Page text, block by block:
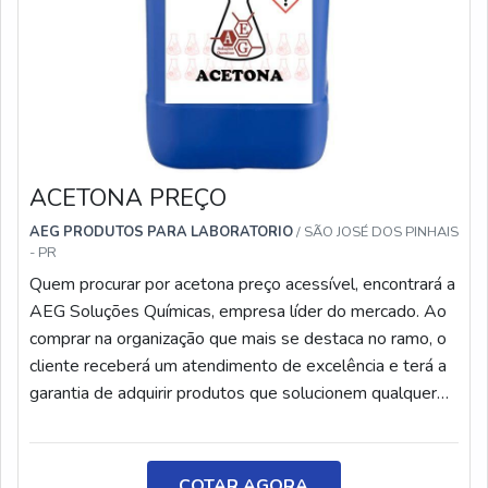
consultores e solicite um orçamento!
ACETONA PREÇO
AEG PRODUTOS PARA LABORATORIO/ SÃO JOSÉ DOS PINHAIS
- PR
Quem procurar por acetona preço acessível, encontrará a
AEG Soluções Químicas, empresa líder do mercado. Ao
comprar na organização que mais se destaca no ramo, o
cliente receberá um atendimento de excelência e terá a
garantia de adquirir produtos que solucionem qualquer
os melhores profissionais da AEG Soluções Químicas o
cliente encontrará ótima qualidade e o melhor